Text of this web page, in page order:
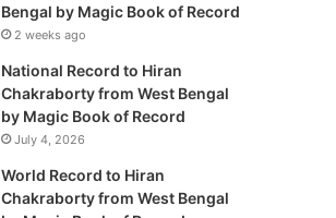
Bengal by Magic Book of Record
2 weeks ago
National Record to Hiran
Chakraborty from West Bengal
by Magic Book of Record
July 4, 2026
World Record to Hiran
Chakraborty from West Bengal